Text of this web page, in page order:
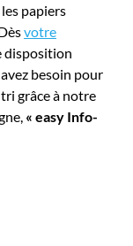
papiers
votre
disposition
besoin pour
grâce à notre
« easy Info-